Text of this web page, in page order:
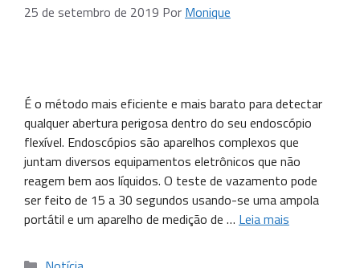
25 de setembro de 2019 Por Monique
É o método mais eficiente e mais barato para detectar
qualquer abertura perigosa dentro do seu endoscópio
flexível. Endoscópios são aparelhos complexos que
juntam diversos equipamentos eletrônicos que não
reagem bem aos líquidos. O teste de vazamento pode
ser feito de 15 a 30 segundos usando-se uma ampola
portátil e um aparelho de medição de … Leia mais